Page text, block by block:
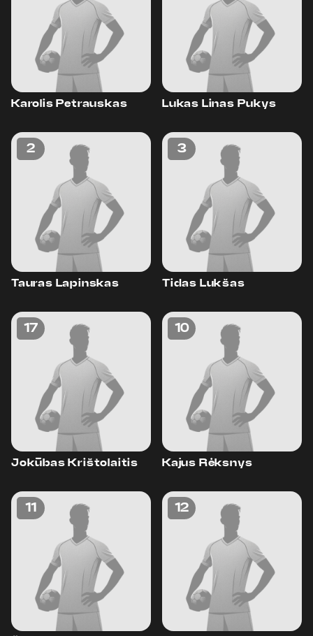
Karolis Petrauskas Lukas Linas Pukys
2
Tauras Lapinskas
3
Tidas Lukšas
17
Jokūbas Krištolaitis
10
Kajus Rėksnys
11 12